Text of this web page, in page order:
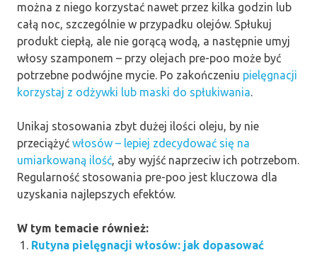
można z niego korzystać nawet przez kilka godzin lub
całą noc, szczególnie w przypadku olejów. Spłukuj
produkt ciepłą, ale nie gorącą wodą, a następnie umyj
włosy szamponem – przy olejach pre-poo może być
potrzebne podwójne mycie. Po zakończeniu pielęgnacji
korzystaj z odżywki lub maski do spłukiwania.
Unikaj stosowania zbyt dużej ilości oleju, by nie
przeciążyć włosów – lepiej zdecydować się na
umiarkowaną ilość, aby wyjść naprzeciw ich potrzebom.
Regularność stosowania pre-poo jest kluczowa dla
uzyskania najlepszych efektów.
W tym temacie również:
Rutyna pielęgnacji włosów: jak dopasować